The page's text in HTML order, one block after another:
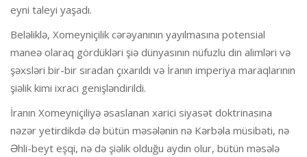
eyni taleyi yaşadı.
Beləliklə, Xomeyniçilik cərəyanının yayılmasına potensial
maneə olaraq gördükləri şiə dünyasının nüfuzlu din alimləri və
şəxsləri bir-bir sıradan çıxarıldı və İranın imperiya maraqlarının
şiəlik kimi ixracı genişləndirildi.
İranın Xomeyniçiliyə əsaslanan xarici siyasət doktrinasına
nəzər yetirdikdə də bütün məsələnin nə Kərbəla müsibəti, nə
Əhli-beyt eşqi, nə də şiəlik olduğu aydın olur, bütün məsələ